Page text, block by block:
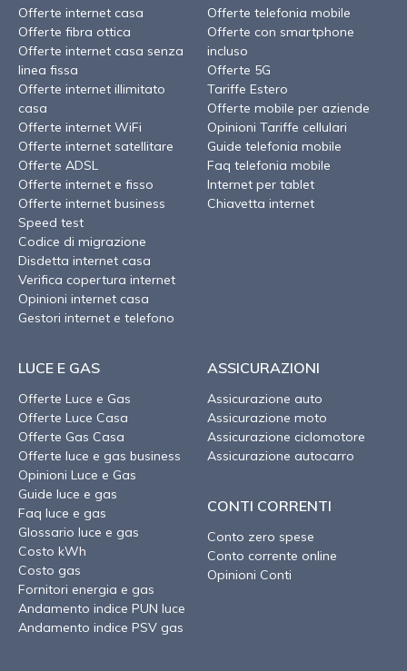
Offerte internet casa
Offerte fibra ottica
Offerte internet casa senza
linea fissa
Offerte internet illimitato
casa
Offerte internet WiFi
Offerte internet satellitare
Offerte ADSL
Offerte internet e fisso
Offerte internet business
Speed test
Codice di migrazione
Disdetta internet casa
Verifica copertura internet
Opinioni internet casa
Gestori internet e telefono
Offerte telefonia mobile
Offerte con smartphone
incluso
Offerte 5G
Tariffe Estero
Offerte mobile per aziende
Opinioni Tariffe cellulari
Guide telefonia mobile
Faq telefonia mobile
Internet per tablet
Chiavetta internet
LUCE E GAS
Offerte Luce e Gas
Offerte Luce Casa
Offerte Gas Casa
Offerte luce e gas business
Opinioni Luce e Gas
Guide luce e gas
Faq luce e gas
Glossario luce e gas
Costo kWh
Costo gas
Fornitori energia e gas
Andamento indice PUN luce
Andamento indice PSV gas
ASSICURAZIONI
Assicurazione auto
Assicurazione moto
Assicurazione ciclomotore
Assicurazione autocarro
CONTI CORRENTI
Conto zero spese
Conto corrente online
Opinioni Conti